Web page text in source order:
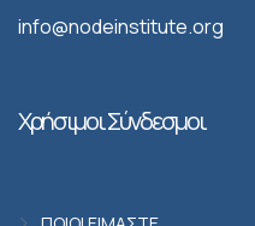
info@nodeinstitute.org
Χρήσιμοι Σύνδεσμοι